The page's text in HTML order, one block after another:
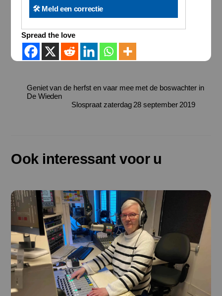
🛠️ Meld een correctie
Spread the love
Geniet van de herfst en vaar mee met de boswachter in
De Wieden
Slospraat zaterdag 28 september 2019
Ook interessant voor u